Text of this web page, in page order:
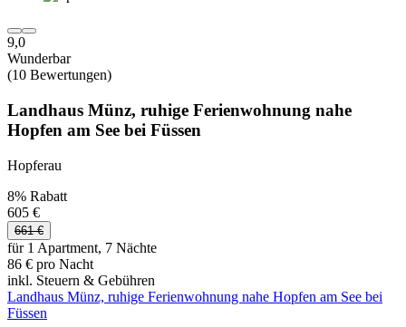
9,0
Wunderbar
(10 Bewertungen)
Landhaus Münz, ruhige Ferienwohnung nahe
Hopfen am See bei Füssen
Hopferau
8% Rabatt
605 €
661 €
für 1 Apartment, 7 Nächte
86 € pro Nacht
inkl. Steuern & Gebühren
Landhaus Münz, ruhige Ferienwohnung nahe Hopfen am See bei
Füssen